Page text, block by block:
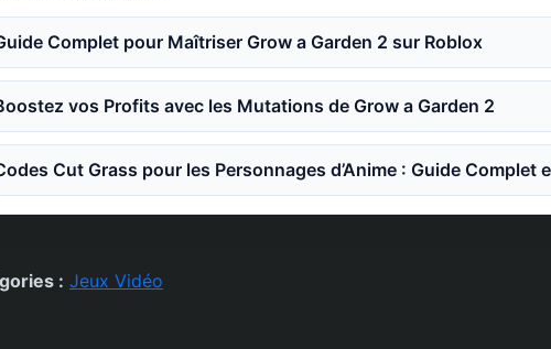
Complet pour Maîtriser Grow a Garden 2 sur Roblox
vos Profits avec les Mutations de Grow a Garden 2
Cut Grass pour les Personnages d’Anime : Guide Complet
: Jeux Vidéo